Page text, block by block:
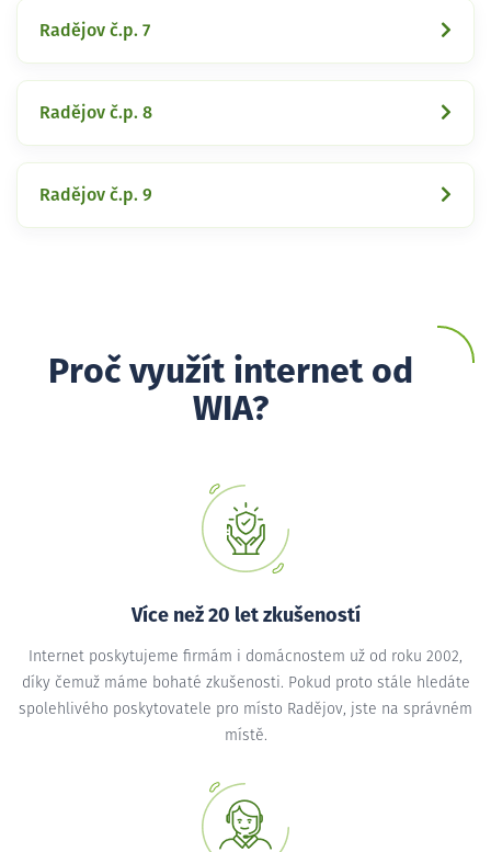
Radějov č.p. 7
Radějov č.p. 8
Radějov č.p. 9
Proč využít internet od
WIA?
Více než 20 let zkušeností
Internet poskytujeme firmám i domácnostem už od roku 2002,
díky čemuž máme bohaté zkušenosti. Pokud proto stále hledáte
spolehlivého poskytovatele pro místo Radějov, jste na správném
místě.